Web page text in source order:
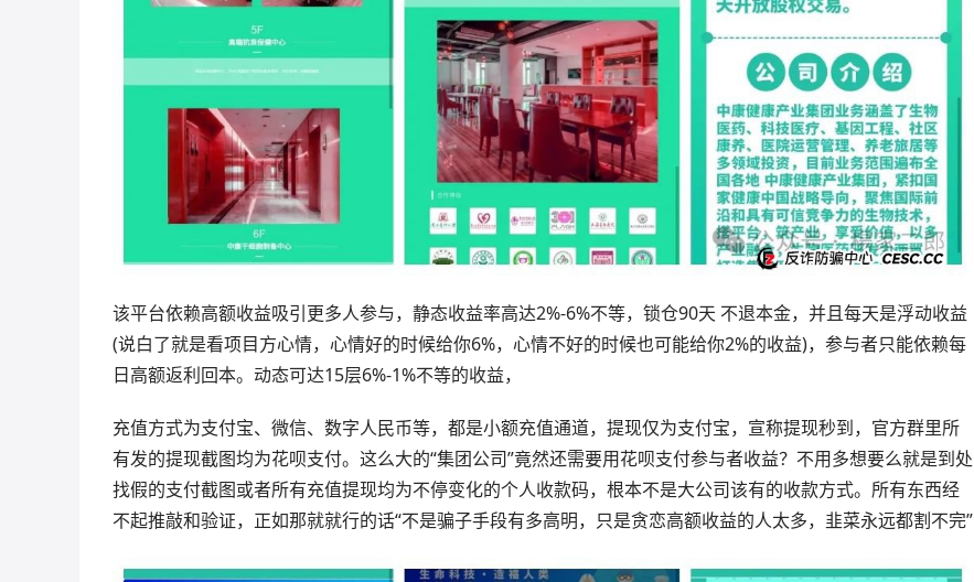
该平台依赖高额收益吸引更多人参与，静态收益率高达2%-6%不等，锁仓90天 不退本金，并且每天是浮动收益
(说白了就是看项目方心情，心情好的时候给你6%，心情不好的时候也可能给你2%的收益)，参与者只能依赖每
日高额返利回本。动态可达15层6%-1%不等的收益，
充值方式为支付宝、微信、数字人民币等，都是小额充值通道，提现仅为支付宝，宣称提现秒到，官方群里所
有发的提现截图均为花呗支付。这么大的“集团公司”竟然还需要用花呗支付参与者收益？不用多想要么就是到处
找假的支付截图或者所有充值提现均为不停变化的个人收款码，根本不是大公司该有的收款方式。所有东西经
不起推敲和验证，正如那就就行的话“不是骗子手段有多高明，只是贪恋高额收益的人太多，韭菜永远都割不完”